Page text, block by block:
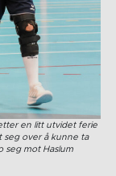
en litt utvidet ferie
seg over å kunne ta
seg mot Haslum